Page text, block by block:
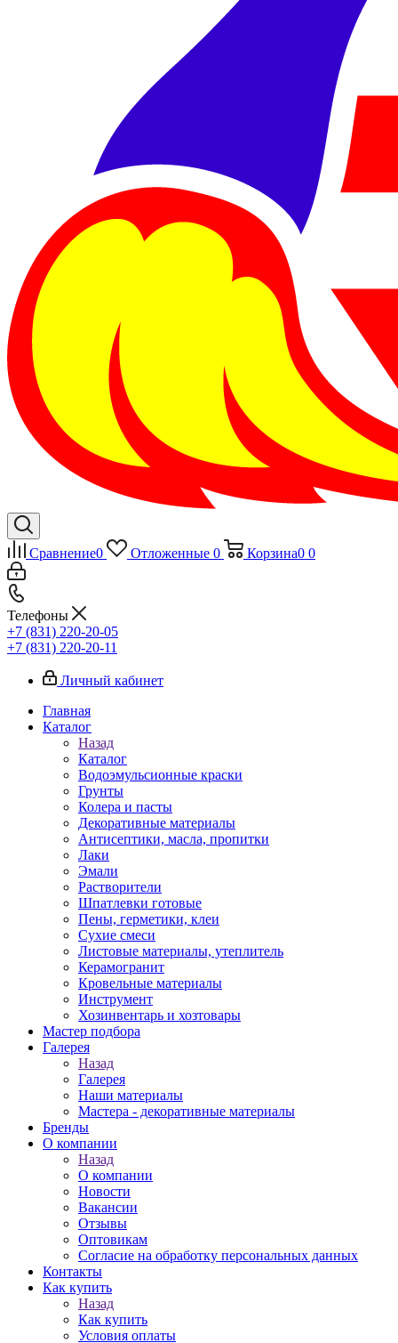
Сравнение0 Отложенные 0 Корзина0 0
Телефоны
+7 (831) 220-20-05
+7 (831) 220-20-11
Личный кабинет
Главная
Каталог
Назад
Каталог
Водоэмульсионные краски
Грунты
Колера и пасты
Декоративные материалы
Антисептики, масла, пропитки
Лаки
Эмали
Растворители
Шпатлевки готовые
Пены, герметики, клеи
Сухие смеси
Листовые материалы, утеплитель
Керамогранит
Кровельные материалы
Инструмент
Хозинвентарь и хозтовары
Мастер подбора
Галерея
Назад
Галерея
Наши материалы
Мастера - декоративные материалы
Бренды
О компании
Назад
О компании
Новости
Вакансии
Отзывы
Оптовикам
Cогласие на обработку персональных данных
Контакты
Как купить
Назад
Как купить
Условия оплаты